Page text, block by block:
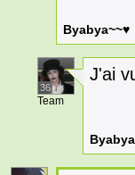
Byabya~~♥
36
Team
J'ai